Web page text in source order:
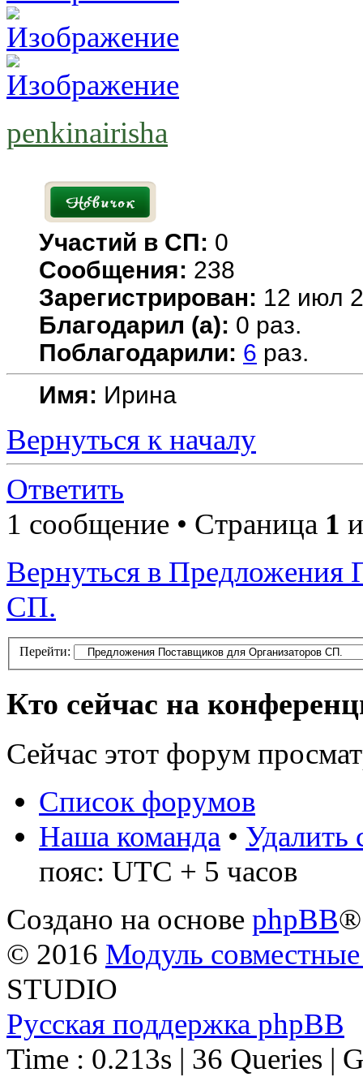
penkinairisha
Участий в СП: 0
Сообщения: 238
Зарегистрирован: 12 июл
Благодарил (а): 0 раз.
Поблагодарили: 6 раз.
Имя: Ирина
Вернуться к началу
Ответить
1 сообщение • Страница 1
Вернуться в Предложения
СП.
Перейти:
Кто сейчас на
Сейчас этот форум
Список форумов
Наша команда • Удалить
пояс: UTC + 5 часов
Создано на основе phpBB®
© 2016 Модуль
STUDIO
Русская поддержка phpBB
Time : 0.213s | 36 Queries |